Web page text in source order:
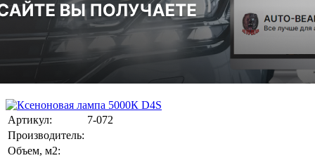
Артикул:
7-072
Производитель:
Объем, м2: